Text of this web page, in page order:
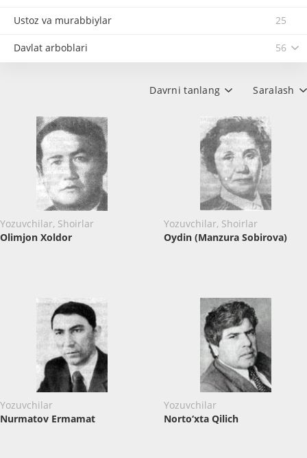
Ustoz va murabbiylar 25
Davlat arboblari 56
Saralash
Davrni tanlang
Yozuvchilar, Shoirlar
Olimjon Xoldor
Yozuvchilar, Shoirlar
Oydin (Manzura Sobirova)
Yozuvchilar
Nurmatov Ermamat
Yozuvchilar
Norto‘xta Qilich